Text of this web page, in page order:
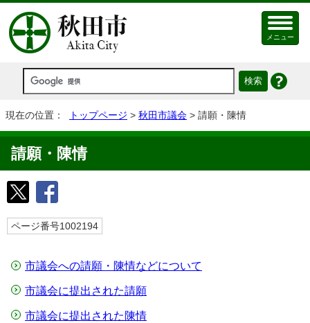
メニュー
現在の位置： トップページ > 秋田市議会 > 請願・陳情
請願・陳情
ページ番号1002194
市議会への請願・陳情などについて
市議会に提出された請願
市議会に提出された陳情